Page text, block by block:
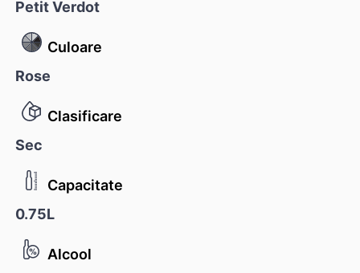
Petit Verdot
Culoare
Rose
Clasificare
Sec
Capacitate
0.75L
Alcool